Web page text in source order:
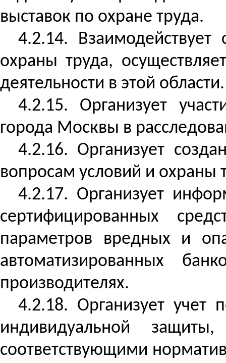
выставок по охране труда.
4.2.14.
охраны труда,
деятельности в этой области.
4.2.15. Организует
города Москвы в
4.2.16. Организует
вопросам условий и охраны
4.2.17. Организует
сертифицированных
параметров вредных и
автоматизированных
производителях.
4.2.18. Организует учет
индивидуальной
соответствующими